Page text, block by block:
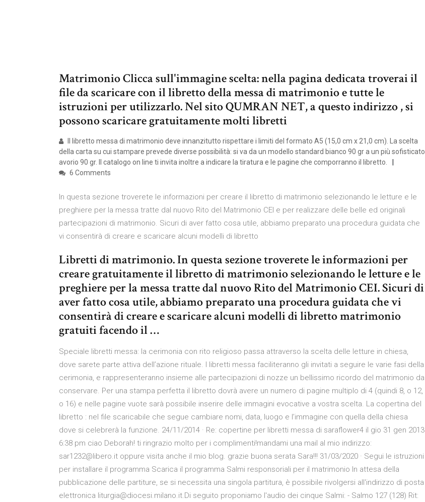
Matrimonio Clicca sull'immagine scelta: nella pagina dedicata troverai il
file da scaricare con il libretto della messa di matrimonio e tutte le
istruzioni per utilizzarlo. Nel sito QUMRAN NET, a questo indirizzo , si
possono scaricare gratuitamente molti libretti
Il libretto messa di matrimonio deve innanzitutto rispettare i limiti del formato A5 (15,0 cm x 21,0 cm). La scelta
della carta su cui stampare prevede diverse possibilità: si va da un modello standard bianco 90 gr a un più sofisticato
avorio 90 gr. Il catalogo on line ti invita inoltre a indicare la tiratura e le pagine che comporranno il libretto.
6 Comments
In questa sezione troverete le informazioni per creare il libretto di matrimonio selezionando le letture e le
preghiere per la messa tratte dal nuovo Rito del Matrimonio CEI e per realizzare delle belle ed originali
partecipazioni di matrimonio. Sicuri di aver fatto cosa utile, abbiamo preparato una procedura guidata che
vi consentirà di creare e scaricare alcuni modelli di libretto
Libretti di matrimonio. In questa sezione troverete le informazioni per
creare gratuitamente il libretto di matrimonio selezionando le letture e le
preghiere per la messa tratte dal nuovo Rito del Matrimonio CEI. Sicuri di
aver fatto cosa utile, abbiamo preparato una procedura guidata che vi
consentirà di creare e scaricare alcuni modelli di libretto matrimonio
gratuiti facendo il …
Speciale libretti messa: la cerimonia con rito religioso passa attraverso la scelta delle letture in chiesa,
dove sarete parte attiva dell’azione rituale. I libretti messa faciliteranno gli invitati a seguire le varie fasi della
cerimonia, e rappresenteranno insieme alle partecipazioni di nozze un bellissimo ricordo del matrimonio da
conservare. Per una stampa perfetta il libretto dovrà avere un numero di pagine multiplo di 4 (quindi 8, o 12,
o 16) e nelle pagine vuote sarà possibile inserire delle immagini evocative a vostra scelta. La copertina del
libretto : nel file scaricabile che segue cambiare nomi, data, luogo e l’immagine con quella della chiesa
dove si celebrerà la funzione. 24/11/2014 · Re: copertine per libretti messa di saraflower4 il gio 31 gen 2013
6:38 pm ciao Deborah! ti ringrazio molto per i complimenti!mandami una mail al mio indirizzo:
sar1232@libero.it oppure visita anche il mio blog. grazie buona serata Sara!!! 31/03/2020 · Segui le istruzioni
per installare il programma Scarica il programma Salmi responsoriali per il matrimonio In attesa della
pubblicazione delle partiture, se si necessita una singola partitura, è possibile rivolgersi all'indirizzo di posta
elettronica liturgia@diocesi.milano.it.Di seguito proponiamo l'audio dei cinque Salmi: - Salmo 127 (128) Rit: